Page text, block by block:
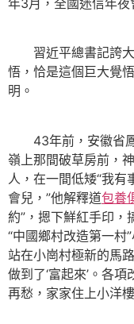
年3月，全國迷信年夜
習近平總書記誇大
悟，恰是這個巨大覺
明。
43年前，安徽省鳳
嶺上那間破草房前，
人，在一間低矮“我
會兒，”他解釋道包養
約”，摁下鮮紅手印，
“中國鄉村改造第一村
站在小崗村極新的馬
做到了‘富起來’。各
再愁，家家住上小洋